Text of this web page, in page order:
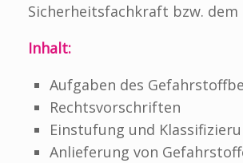
Sicherheitsfachkraft bzw.
Inhalt:
Aufgaben des
Rechtsvorschriften
Einstufung und
Anlieferung von